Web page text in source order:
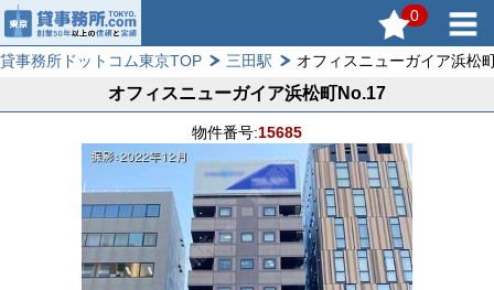
0
貸事務所ドットコム東京TOP 三田駅 オフィスニューガイア浜松
オフィスニューガイア浜松町No.17
物件番号:15685